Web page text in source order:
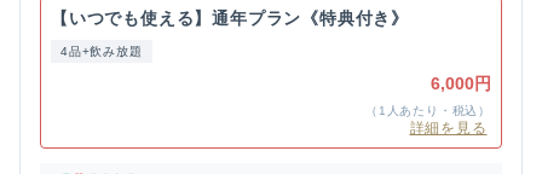
【いつでも使える】通年プラン《特典付き》
4品+飲み放題
6,000円
（1人あたり・税込）
詳細を見る